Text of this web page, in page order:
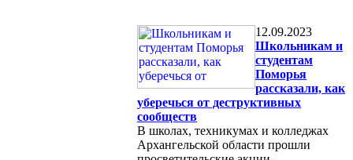
12.09.2023
Школьникам и
студентам
Поморья
рассказали, как
уберечься от деструктивных
сообществ
В школах, техникумах и колледжах
Архангельской области прошли